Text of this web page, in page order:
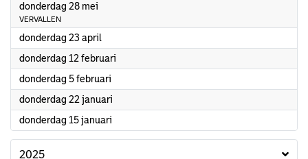
donderdag 28 mei
VERVALLEN
donderdag 23 april
donderdag 12 februari
donderdag 5 februari
donderdag 22 januari
donderdag 15 januari
2025